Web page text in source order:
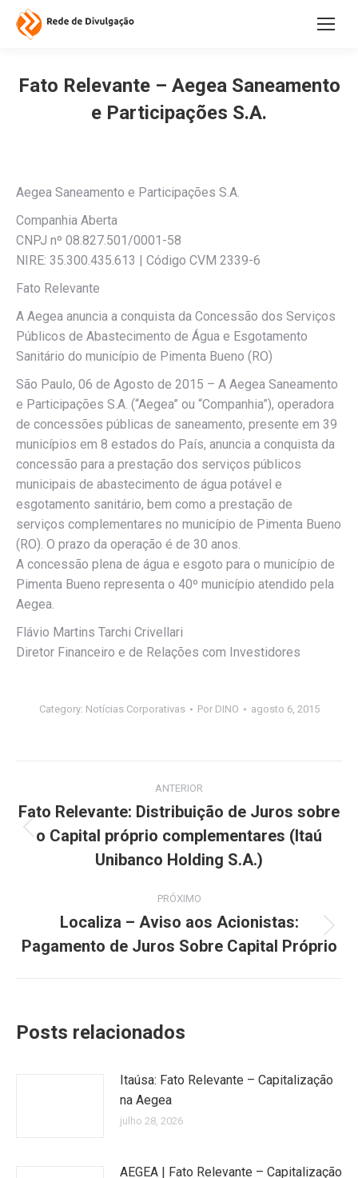
Fato Relevante – Aegea Saneamento
e Participações S.A.
Aegea Saneamento e Participações S.A.
Companhia Aberta
CNPJ nº 08.827.501/0001-58
NIRE: 35.300.435.613 | Código CVM 2339-6
Fato Relevante
A Aegea anuncia a conquista da Concessão dos Serviços
Públicos de Abastecimento de Água e Esgotamento
Sanitário do município de Pimenta Bueno (RO)
São Paulo, 06 de Agosto de 2015 – A Aegea Saneamento
e Participações S.A. (“Aegea” ou “Companhia”), operadora
de concessões públicas de saneamento, presente em 39
municípios em 8 estados do País, anuncia a conquista da
concessão para a prestação dos serviços públicos
municipais de abastecimento de água potável e
esgotamento sanitário, bem como a prestação de
serviços complementares no município de Pimenta Bueno
(RO). O prazo da operação é de 30 anos.
A concessão plena de água e esgoto para o município de
Pimenta Bueno representa o 40º município atendido pela
Aegea.
Flávio Martins Tarchi Crivellari
Diretor Financeiro e de Relações com Investidores
Category: Notícias Corporativas Por DINO agosto 6, 2015
de
post:
ANTERIOR
Post
anterior:
Fato Relevante: Distribuição de Juros sobre
o Capital próprio complementares (Itaú
Unibanco Holding S.A.)
PRÓXIMO
post:
Localiza – Aviso aos Acionistas:
Pagamento de Juros Sobre Capital Próprio
Posts relacionados
Itaúsa: Fato Relevante – Capitalização
na Aegea
julho 28, 2026
AEGEA | Fato Relevante – Capitalização